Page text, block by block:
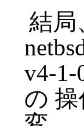
結局
v4-1-
の